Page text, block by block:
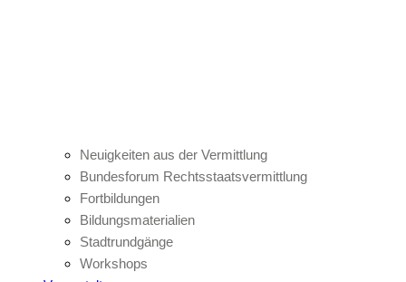
Neuigkeiten aus der Vermittlung
Bundesforum Rechtsstaatsvermittlung
Fortbildungen
Bildungsmaterialien
Stadtrundgänge
Workshops